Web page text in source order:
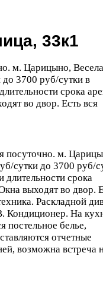
33к1
м. Царицыно,
3700 руб/сутки в
срока
во двор. Есть вся
посуточно. м.
сутки до 3700 руб/
длительности срока
выходят во двор.
Раскладной
Кондиционер. На
постельное белье,
отчетные
возможна встреча